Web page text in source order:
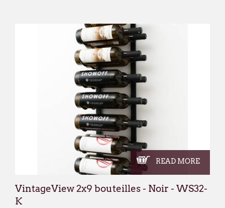
READ MORE
VintageView 2x9 bouteilles - Noir - WS32-
K